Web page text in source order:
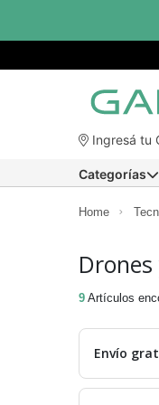
Ingresá tu
Categorías
Home
9 Artículos
Envío